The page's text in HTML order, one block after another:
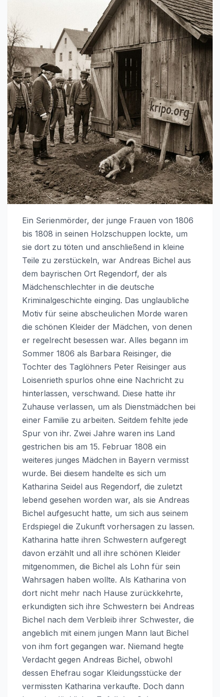
Ein Serienmörder, der junge Frauen von 1806
bis 1808 in seinen Holzschuppen lockte, um
sie dort zu töten und anschließend in kleine
Teile zu zerstückeln, war Andreas Bichel aus
dem bayrischen Ort Regendorf, der als
Mädchenschlechter in die deutsche
Kriminalgeschichte einging. Das unglaubliche
Motiv für seine abscheulichen Morde waren
die schönen Kleider der Mädchen, von denen
er regelrecht besessen war. Alles begann im
Sommer 1806 als Barbara Reisinger, die
Tochter des Taglöhners Peter Reisinger aus
Loisenrieth spurlos ohne eine Nachricht zu
hinterlassen, verschwand. Diese hatte ihr
Zuhause verlassen, um als Dienstmädchen bei
einer Familie zu arbeiten. Seitdem fehlte jede
Spur von ihr. Zwei Jahre waren ins Land
gestrichen bis am 15. Februar 1808 ein
weiteres junges Mädchen in Bayern vermisst
wurde. Bei diesem handelte es sich um
Katharina Seidel aus Regendorf, die zuletzt
lebend gesehen worden war, als sie Andreas
Bichel aufgesucht hatte, um sich aus seinem
Erdspiegel die Zukunft vorhersagen zu lassen.
Katharina hatte ihren Schwestern aufgeregt
davon erzählt und all ihre schönen Kleider
mitgenommen, die Bichel als Lohn für sein
Wahrsagen haben wollte. Als Katharina von
dort nicht mehr nach Hause zurückkehrte,
erkundigten sich ihre Schwestern bei Andreas
Bichel nach dem Verbleib ihrer Schwester, die
angeblich mit einem jungen Mann laut Bichel
von ihm fort gegangen war. Niemand hegte
Verdacht gegen Andreas Bichel, obwohl
dessen Ehefrau sogar Kleidungsstücke der
vermissten Katharina verkaufte. Doch dann